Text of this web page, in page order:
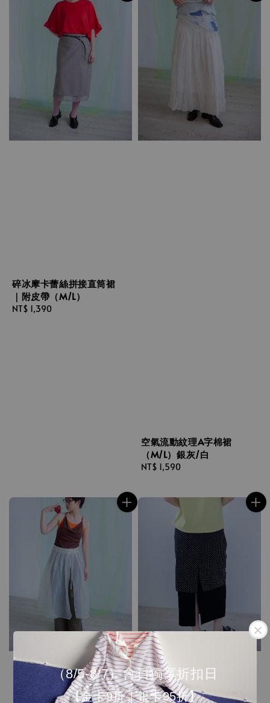
（8/5-8/7）會員獨享折扣日
【金卡9折｜銀卡95折】
碎冰摩卡蕾絲拼接直筒裙
｜附皮帶（M/L）
Regular
NT$ 1,390
空氣流動紋理A字棉裙
（M/L）銀灰/白
Regular
NT$ 1,590